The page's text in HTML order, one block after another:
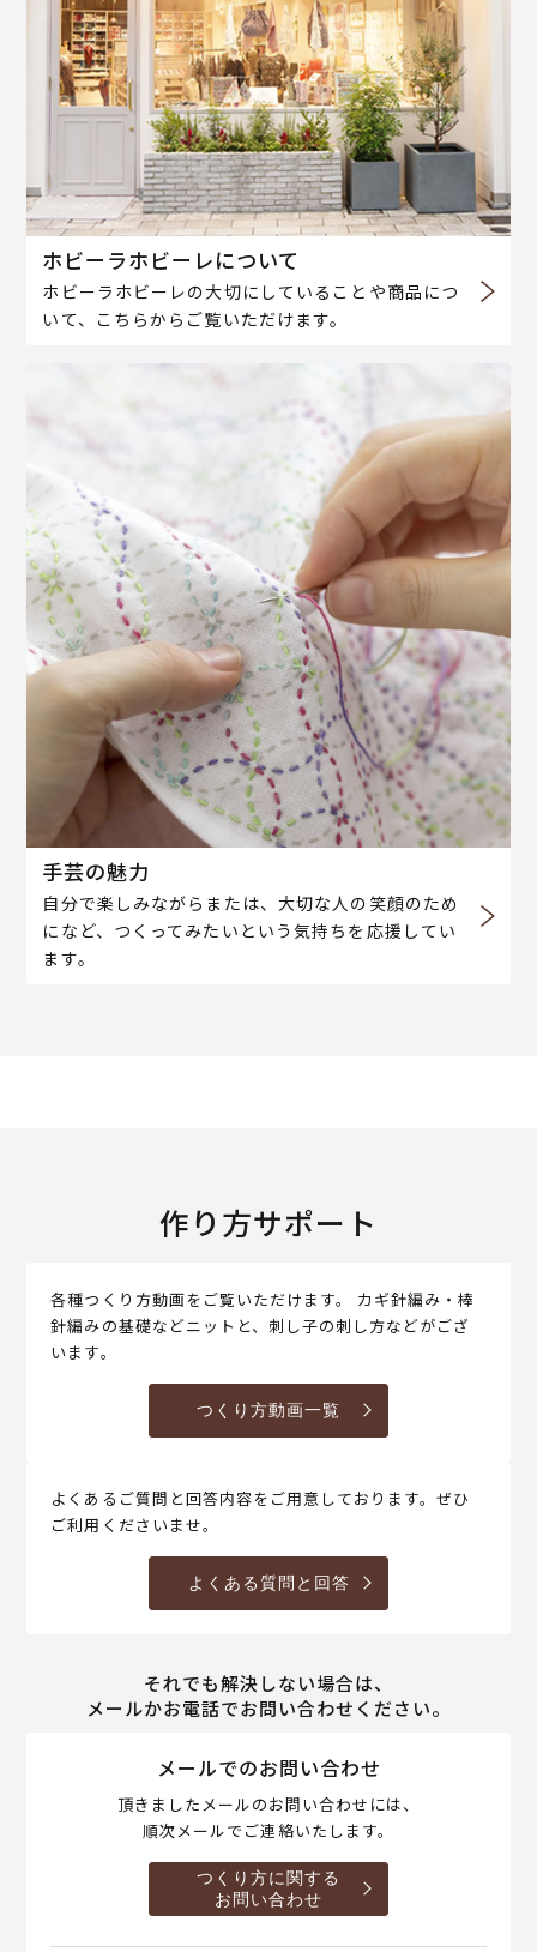
ホビーラホビーレについて
ホビーラホビーレの大切にしていることや商品につ
いて、こちらからご覧いただけます。
手芸の魅力
自分で楽しみながらまたは、大切な人の笑顔のため
になど、つくってみたいという気持ちを応援してい
ます。
作り方サポート
各種つくり方動画をご覧いただけます。 カギ針編み・棒
針編みの基礎などニットと、刺し子の刺し方などがござ
います。
つくり方動画一覧
よくあるご質問と回答内容をご用意しております。ぜひ
ご利用くださいませ。
よくある質問と回答
それでも解決しない場合は、
メールかお電話でお問い合わせください。
メールでのお問い合わせ
頂きましたメールのお問い合わせには、
順次メールでご連絡いたします。
つくり方に関する
お問い合わせ